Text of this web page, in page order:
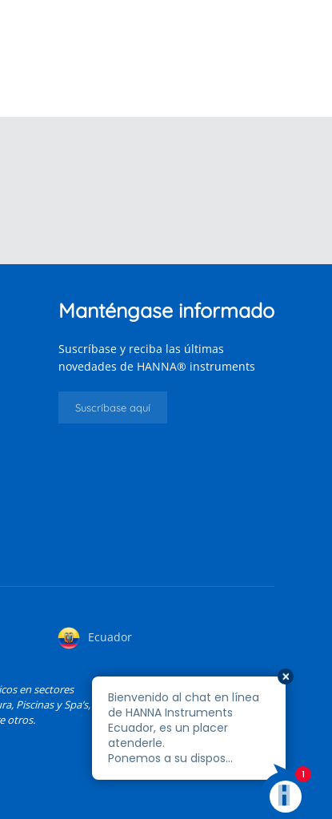
Manténgase informado
Suscríbase y reciba las últimas
novedades de HANNA® instruments
Suscríbase aquí
Ecuador
en sectores
Piscinas y Spa’s,
otros.